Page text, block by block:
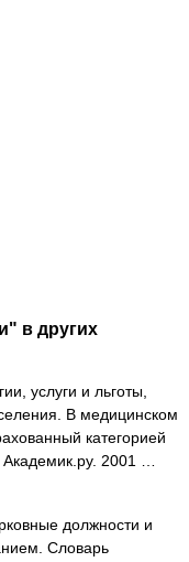
в других
услуги и льготы,
В медицинском
категорией
Академик.ру. 2001 …
должности и
Словарь